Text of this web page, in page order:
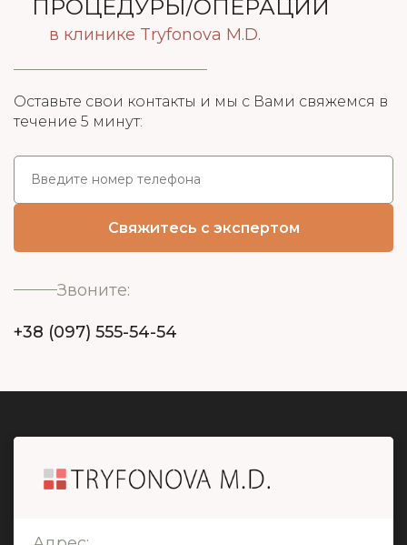
ПРОЦЕДУРЫ/ОПЕРАЦИИ
в клинике Tryfonova M.D.
Оставьте свои контакты и мы с Вами свяжемся в
течение 5 минут:
Звоните:
+38 (097) 555-54-54